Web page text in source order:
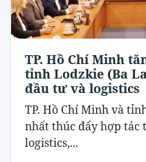
TP. Hồ Chí Minh
tỉnh Lodzkie (Ba
đầu tư và logistics
TP. Hồ Chí Minh và
nhất thúc đẩy hợp tác
logistics,...